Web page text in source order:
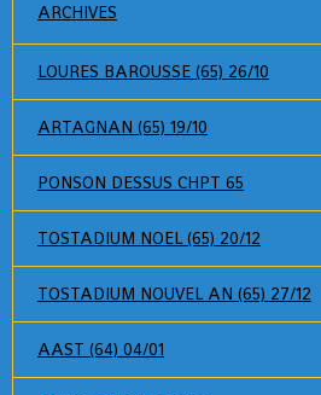
ARCHIVES
LOURES BAROUSSE (65) 26/10
ARTAGNAN (65) 19/10
PONSON DESSUS CHPT 65
TOSTADIUM NOEL (65) 20/12
TOSTADIUM NOUVEL AN (65) 27/12
AAST (64) 04/01